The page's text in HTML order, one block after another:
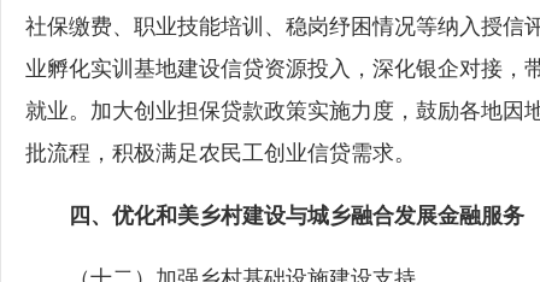
社保缴费、职业技能培训、稳岗纾困情况等纳入授信
业孵化实训基地建设信贷资源投入，深化银企对接，
就业。加大创业担保贷款政策实施力度，鼓励各地因
批流程，积极满足农民工创业信贷需求。
四、优化和美乡村建设与城乡融合发展金融服务